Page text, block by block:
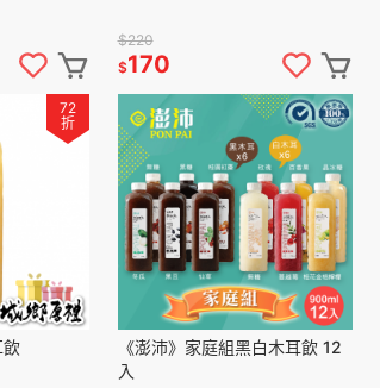
$220
$170
72
折
飲
《澎沛》家庭組黑白木耳飲 12
入